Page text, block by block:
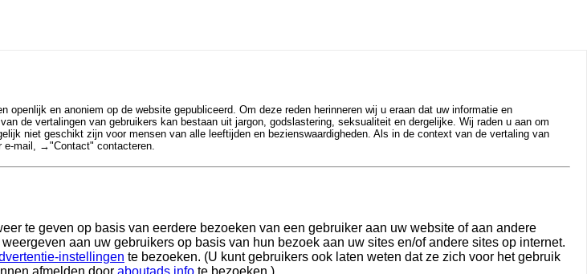
en anoniem op de website gepubliceerd. Om deze reden herinneren wij u eraan dat uw informatie en
de vertalingen van gebruikers kan bestaan uit jargon, godslastering, seksualiteit en dergelijke. Wij raden u aan om
niet geschikt zijn voor mensen van alle leeftijden en bezienswaardigheden. Als in de context van de vertaling van
e-mail, →"Contact" contacteren.
te geven op basis van eerdere bezoeken van een gebruiker aan uw website of aan andere
aan uw gebruikers op basis van hun bezoek aan uw sites en/of andere sites op internet.
instellingen te bezoeken. (U kunt gebruikers ook laten weten dat ze zich voor het gebruik
afmelden door aboutads.info te bezoeken.)